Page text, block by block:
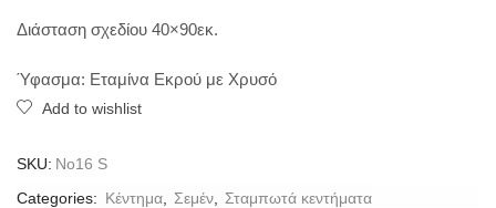
Διάσταση σχεδίου 40×90εκ.
Ύφασμα: Εταμίνα Εκρού με Χρυσό
Add to wishlist
SKU: Νo16 S
Categories: Κέντημα Σεμέν Σταμπωτά κεντήματα